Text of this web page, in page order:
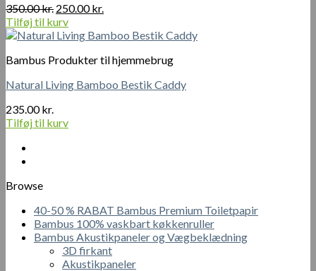
350.00kr. Den
oprindelige
pris
350.00 kr..
250.00kr.
pris
250.00 kr..
Tilføj til kurv
Bambus Produkter til hjemmebrug
Natural Living Bamboo Bestik Caddy
235.00kr.
Tilføj til kurv
Browse
40-50 % RABAT Bambus Premium Toiletpapir
Bambus 100% vaskbart køkkenruller
Bambus Akustikpaneler og Vægbeklædning
3D firkant
Akustikpaneler